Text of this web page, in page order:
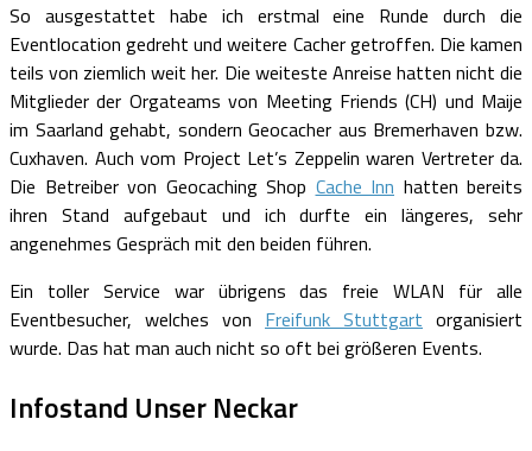
So ausgestattet habe ich erstmal eine Runde durch die
Eventlocation gedreht und weitere Cacher getroffen. Die kamen
teils von ziemlich weit her. Die weiteste Anreise hatten nicht die
Mitglieder der Orgateams von Meeting Friends (CH) und Maije
im Saarland gehabt, sondern Geocacher aus Bremerhaven bzw.
Cuxhaven. Auch vom Project Let’s Zeppelin waren Vertreter da.
Die Betreiber von Geocaching Shop Cache Inn hatten bereits
ihren Stand aufgebaut und ich durfte ein längeres, sehr
angenehmes Gespräch mit den beiden führen.
Ein toller Service war übrigens das freie WLAN für alle
Eventbesucher, welches von Freifunk Stuttgart organisiert
wurde. Das hat man auch nicht so oft bei größeren Events.
Infostand Unser Neckar